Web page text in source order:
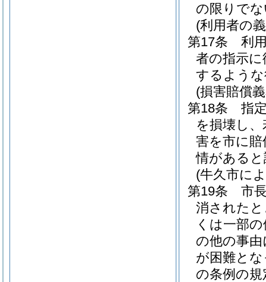
の限りで
(利用者の
第17条
利
者の指示
するよう
(損害賠償
第18条
指
を損壊し
害を市に
情がある
(牛久市に
第19条
市
消された
くは一部
の他の事
が困難と
の条例の